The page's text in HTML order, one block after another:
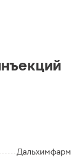
Дальхимфарм